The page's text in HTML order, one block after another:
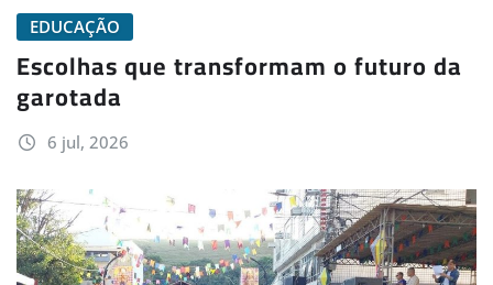
EDUCAÇÃO
Escolhas que transformam o futuro da
garotada
6 jul, 2026